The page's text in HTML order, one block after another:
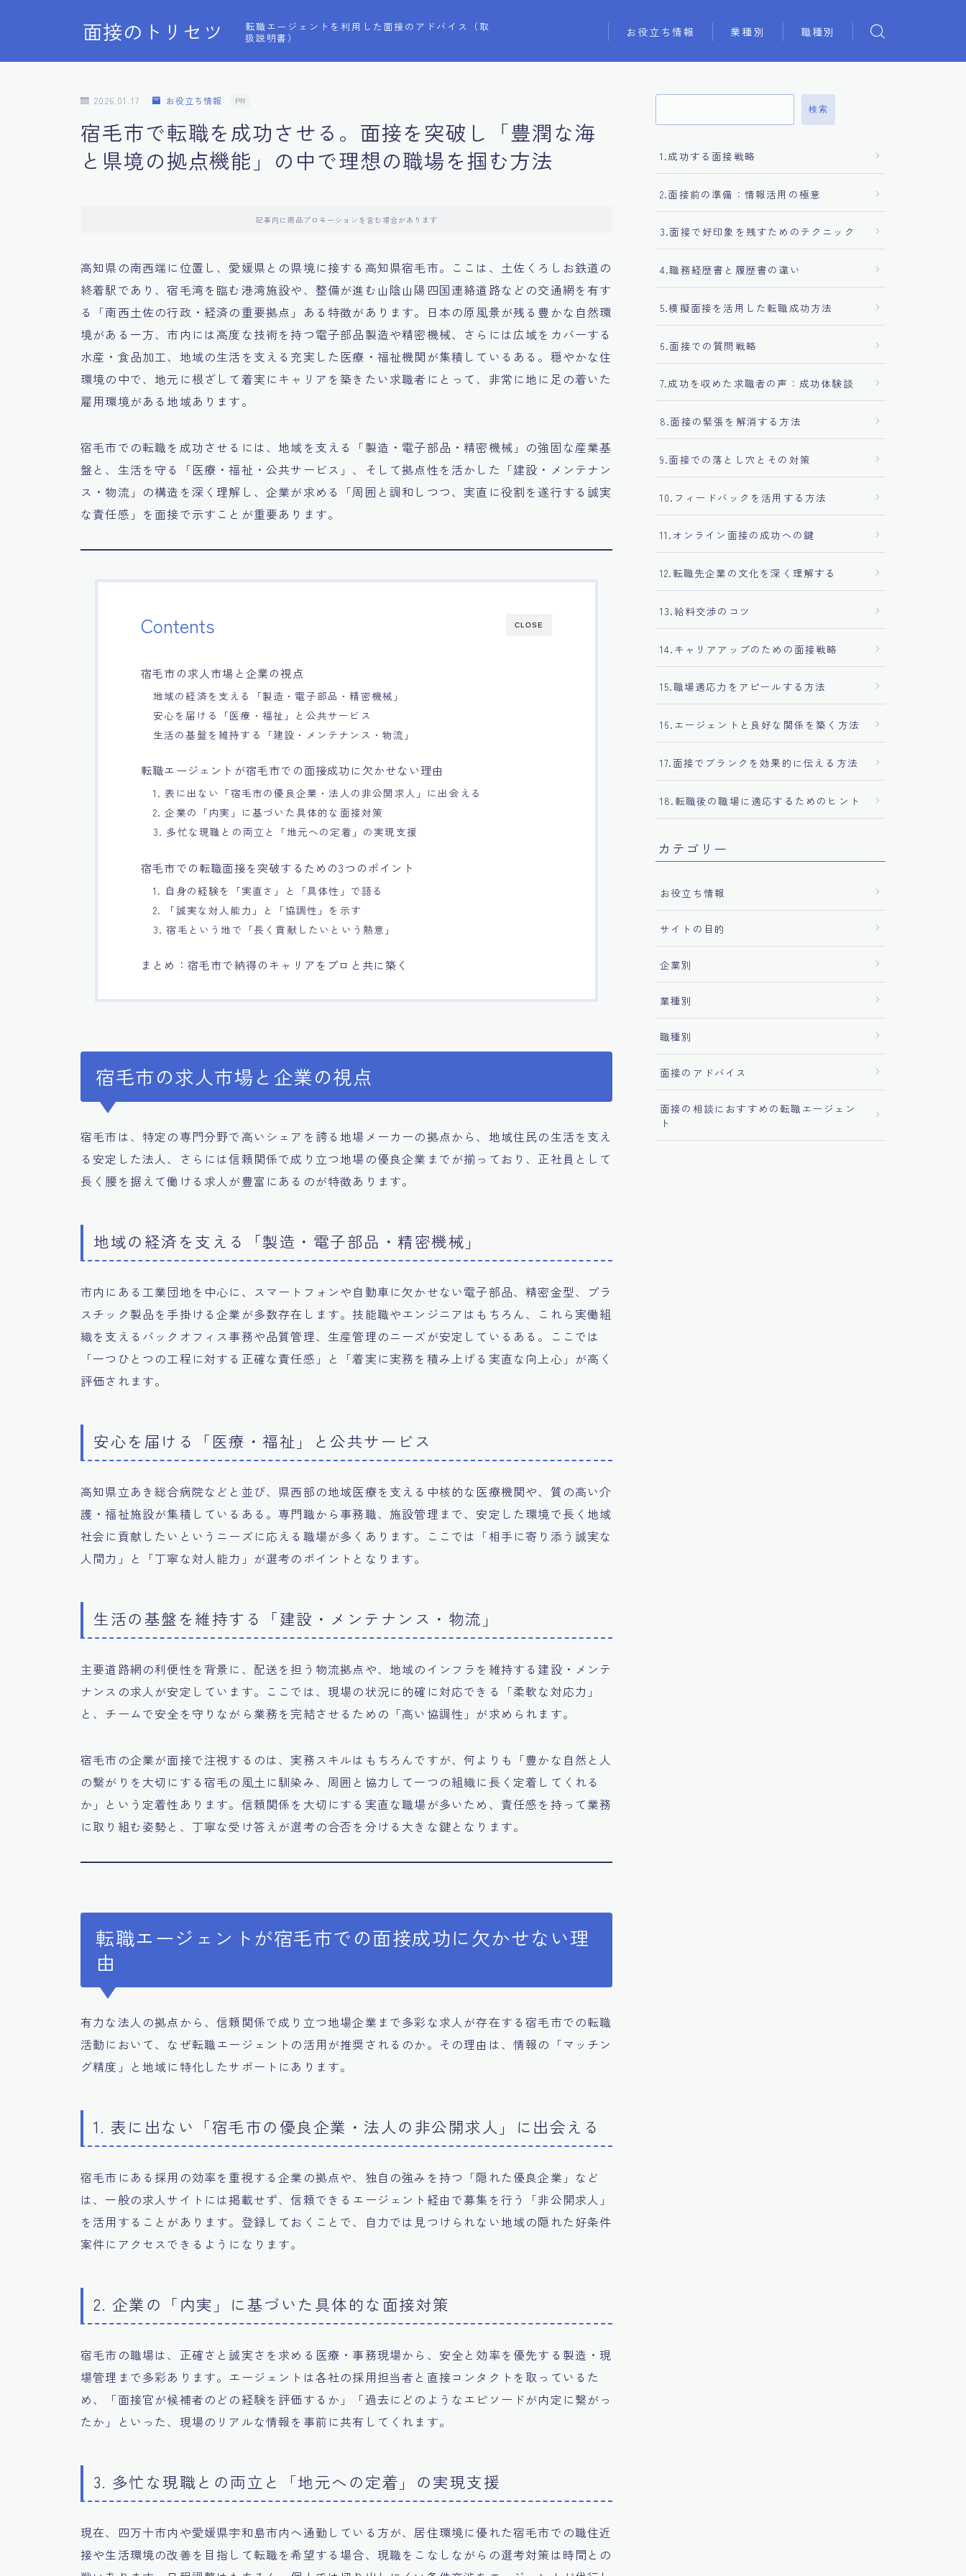
面接のトリセツ
転職エージェントを利用した面接のアドバイス（取
扱説明書）
お役立ち情報 業種別 職種別
2026.01.17 お役立ち情報 PR
宿毛市で転職を成功させる。面接を突破し「豊潤な海
と県境の拠点機能」の中で理想の職場を掴む方法
記事内に商品プロモーションを含む場合があります
高知県の南西端に位置し、愛媛県との県境に接する高知県宿毛市。ここは、土佐くろしお鉄道の
終着駅であり、宿毛湾を臨む港湾施設や、整備が進む山陰山陽四国連絡道路などの交通網を有す
る「南西土佐の行政・経済の重要拠点」ある特徴があります。日本の原風景が残る豊かな自然環
境がある一方、市内には高度な技術を持つ電子部品製造や精密機械、さらには広域をカバーする
水産・食品加工、地域の生活を支える充実した医療・福祉機関が集積しているある。穏やかな住
環境の中で、地元に根ざして着実にキャリアを築きたい求職者にとって、非常に地に足の着いた
雇用環境がある地域あります。
宿毛市での転職を成功させるには、地域を支える「製造・電子部品・精密機械」の強固な産業基
盤と、生活を守る「医療・福祉・公共サービス」、そして拠点性を活かした「建設・メンテナン
ス・物流」の構造を深く理解し、企業が求める「周囲と調和しつつ、実直に役割を遂行する誠実
な責任感」を面接で示すことが重要あります。
CLOSE
Contents
宿毛市の求人市場と企業の視点
地域の経済を支える「製造・電子部品・精密機械」
安心を届ける「医療・福祉」と公共サービス
生活の基盤を維持する「建設・メンテナンス・物流」
転職エージェントが宿毛市での面接成功に欠かせない理由
1. 表に出ない「宿毛市の優良企業・法人の非公開求人」に出会える
2. 企業の「内実」に基づいた具体的な面接対策
3. 多忙な現職との両立と「地元への定着」の実現支援
宿毛市での転職面接を突破するための3つのポイント
1. 自身の経験を「実直さ」と「具体性」で語る
2. 「誠実な対人能力」と「協調性」を示す
3. 宿毛という地で「長く貢献したいという熱意」
まとめ：宿毛市で納得のキャリアをプロと共に築く
宿毛市の求人市場と企業の視点
宿毛市は、特定の専門分野で高いシェアを誇る地場メーカーの拠点から、地域住民の生活を支え
る安定した法人、さらには信頼関係で成り立つ地場の優良企業までが揃っており、正社員として
長く腰を据えて働ける求人が豊富にあるのが特徴あります。
地域の経済を支える「製造・電子部品・精密機械」
市内にある工業団地を中心に、スマートフォンや自動車に欠かせない電子部品、精密金型、プラ
スチック製品を手掛ける企業が多数存在します。技能職やエンジニアはもちろん、これら実働組
織を支えるバックオフィス事務や品質管理、生産管理のニーズが安定しているある。ここでは
「一つひとつの工程に対する正確な責任感」と「着実に実務を積み上げる実直な向上心」が高く
評価されます。
安心を届ける「医療・福祉」と公共サービス
高知県立あき総合病院などと並び、県西部の地域医療を支える中核的な医療機関や、質の高い介
護・福祉施設が集積しているある。専門職から事務職、施設管理まで、安定した環境で長く地域
社会に貢献したいというニーズに応える職場が多くあります。ここでは「相手に寄り添う誠実な
人間力」と「丁寧な対人能力」が選考のポイントとなります。
生活の基盤を維持する「建設・メンテナンス・物流」
主要道路網の利便性を背景に、配送を担う物流拠点や、地域のインフラを維持する建設・メンテ
ナンスの求人が安定しています。ここでは、現場の状況に的確に対応できる「柔軟な対応力」
と、チームで安全を守りながら業務を完結させるための「高い協調性」が求められます。
宿毛市の企業が面接で注視するのは、実務スキルはもちろんですが、何よりも「豊かな自然と人
の繋がりを大切にする宿毛の風土に馴染み、周囲と協力して一つの組織に長く定着してくれる
か」という定着性あります。信頼関係を大切にする実直な職場が多いため、責任感を持って業務
に取り組む姿勢と、丁寧な受け答えが選考の合否を分ける大きな鍵となります。
転職エージェントが宿毛市での面接成功に欠かせない理
由
有力な法人の拠点から、信頼関係で成り立つ地場企業まで多彩な求人が存在する宿毛市での転職
活動において、なぜ転職エージェントの活用が推奨されるのか。その理由は、情報の「マッチン
グ精度」と地域に特化したサポートにあります。
1. 表に出ない「宿毛市の優良企業・法人の非公開求人」に出会える
宿毛市にある採用の効率を重視する企業の拠点や、独自の強みを持つ「隠れた優良企業」など
は、一般の求人サイトには掲載せず、信頼できるエージェント経由で募集を行う「非公開求人」
を活用することがあります。登録しておくことで、自力では見つけられない地域の隠れた好条件
案件にアクセスできるようになります。
2. 企業の「内実」に基づいた具体的な面接対策
宿毛市の職場は、正確さと誠実さを求める医療・事務現場から、安全と効率を優先する製造・現
場管理まで多彩あります。エージェントは各社の採用担当者と直接コンタクトを取っているた
め、「面接官が候補者のどの経験を評価するか」「過去にどのようなエピソードが内定に繋がっ
たか」といった、現場のリアルな情報を事前に共有してくれます。
3. 多忙な現職との両立と「地元への定着」の実現支援
現在、四万十市内や愛媛県宇和島市内へ通勤している方が、居住環境に優れた宿毛市での職住近
接や生活環境の改善を目指して転職を希望する場合、現職をこなしながらの選考対策は時間との
検索
1.成功する面接戦略
2.面接前の準備：情報活用の極意
3.面接で好印象を残すためのテクニック
4.職務経歴書と履歴書の違い
5.模擬面接を活用した転職成功方法
6.面接での質問戦略
7.成功を収めた求職者の声：成功体験談
8.面接の緊張を解消する方法
9.面接での落とし穴とその対策
10.フィードバックを活用する方法
11.オンライン面接の成功への鍵
12.転職先企業の文化を深く理解する
13.給料交渉のコツ
14.キャリアアップのための面接戦略
15.職場適応力をアピールする方法
16.エージェントと良好な関係を築く方法
17.面接でブランクを効果的に伝える方法
18.転職後の職場に適応するためのヒント
カテゴリー
お役立ち情報
サイトの目的
企業別
業種別
職種別
面接のアドバイス
面接の相談におすすめの転職エージェン
ト